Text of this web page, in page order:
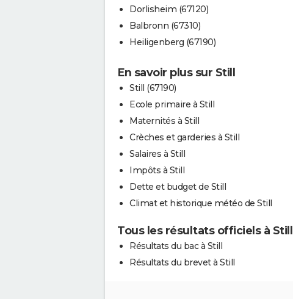
Dorlisheim (67120)
Balbronn (67310)
Heiligenberg (67190)
En savoir plus sur Still
Still (67190)
Ecole primaire à Still
Maternités à Still
Crèches et garderies à Still
Salaires à Still
Impôts à Still
Dette et budget de Still
Climat et historique météo de Still
Tous les résultats officiels à Still
Résultats du bac à Still
Résultats du brevet à Still